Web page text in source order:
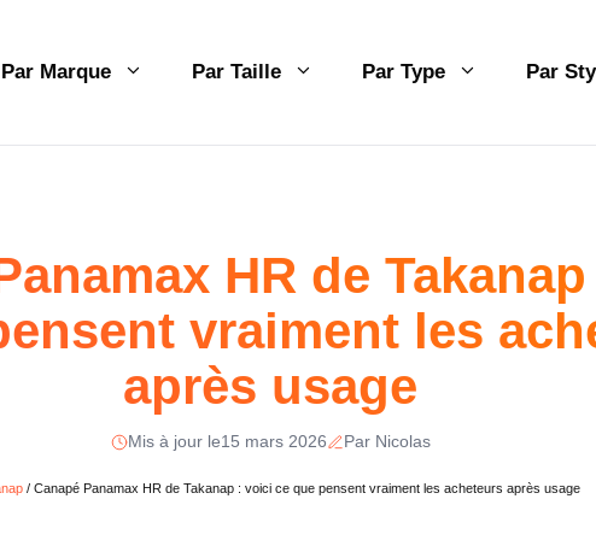
Par Marque Par Taille Par Type Par
HR de
vraiment les
après usage
Mis à jour le15 mars 2026 Par Nicolas
/ Canapé Panamax HR de Takanap : voici ce que pensent vraiment les acheteurs après usage